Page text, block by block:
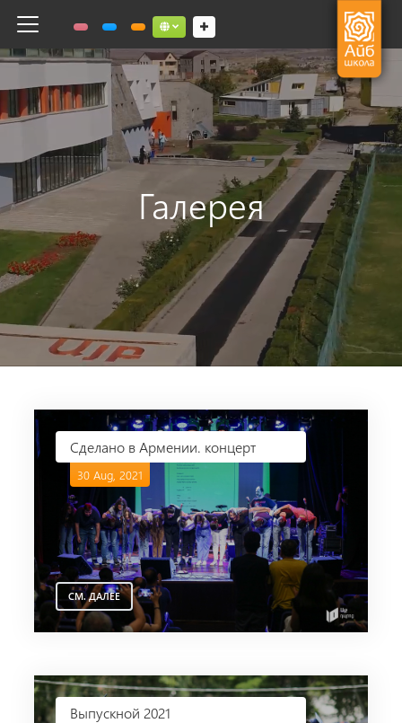
Toggle navigation Social links dropdown button
Галерея
Сделано в Армении. концерт
30 Aug, 2021
СМ. ДАЛЕЕ
Выпускной 2021